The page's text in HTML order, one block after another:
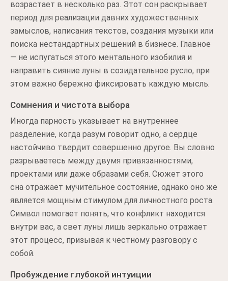
возрастает в несколько раз. Этот сон раскрывает
период для реализации давних художественных
замыслов, написания текстов, создания музыки или
поиска нестандартных решений в бизнесе. Главное
— не испугаться этого ментального изобилия и
направить сияние луны в созидательное русло, при
этом важно бережно фиксировать каждую мысль.
Сомнения и чистота выбора
Иногда парность указывает на внутреннее
разделение, когда разум говорит одно, а сердце
настойчиво твердит совершенно другое. Вы словно
разрываетесь между двумя привязанностями,
проектами или даже образами себя. Сюжет этого
сна отражает мучительное состояние, однако оно же
является мощным стимулом для личностного роста.
Символ помогает понять, что конфликт находится
внутри вас, а свет луны лишь зеркально отражает
этот процесс, призывая к честному разговору с
собой.
Пробуждение глубокой интуиции